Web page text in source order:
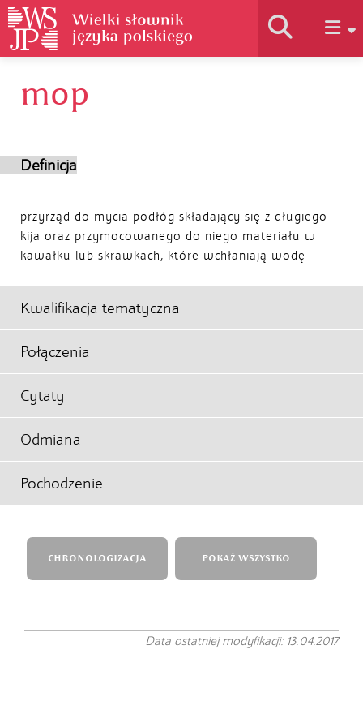
Autorzy
mop
Definicja
przyrząd do mycia podłóg składający się z długiego
kija oraz przymocowanego do niego materiału w
kawałku lub skrawkach, które wchłaniają wodę
Kwalifikacja tematyczna
Połączenia
Cytaty
Odmiana
Pochodzenie
CHRONOLOGIZACJA POKAŻ WSZYSTKO
Data ostatniej modyfikacji: 13.04.2017